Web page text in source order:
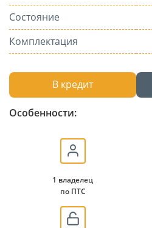
Состояние
Комплектация
В кредит
Особенности:
1 владелец
по ПТС